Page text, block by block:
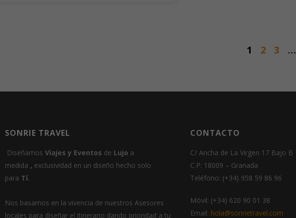
1 2 3 …
SONRIE TRAVEL
Diseñamos Viajes y Eventos de Lujo a
medida , exclusividad en un diseño hecho solo
para Tí.
Nos basamos en la vivencia de nuestros Asesores
locales para diseñar el itinerario dando prioridad a tu
CONTACTO
C/ Ancha de La Virgen 17 Bajo B
C.P: 18009 – Granada
Teléfono: (+34) 958 59 86 96
Móvil: (+34) 620 90 01 38
Email: hola@sonrietravel.com